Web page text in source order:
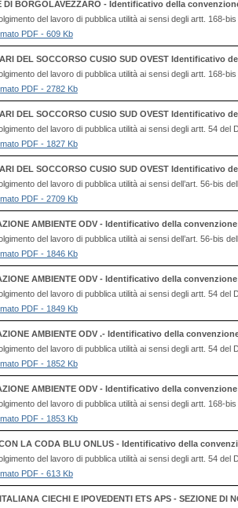
DI BORGOLAVEZZARO - Identificativo della
del lavoro di pubblica utilità ai sensi degli artt. 168-
PDF - 609 Kb
DEL SOCCORSO CUSIO SUD OVEST Identificativo
del lavoro di pubblica utilità ai sensi degli artt. 168-
PDF - 2782 Kb
DEL SOCCORSO CUSIO SUD OVEST Identificativo
del lavoro di pubblica utilità ai sensi degli artt. 54
PDF - 1827 Kb
DEL SOCCORSO CUSIO SUD OVEST Identificativo
del lavoro di pubblica utilità ai sensi dell’art. 56-bis
PDF - 2709 Kb
AMBIENTE ODV - Identificativo della
del lavoro di pubblica utilità ai sensi dell’art. 56-bis
PDF - 1846 Kb
AMBIENTE ODV - Identificativo della
del lavoro di pubblica utilità ai sensi degli artt. 54
PDF - 1849 Kb
AMBIENTE ODV .- Identificativo della
del lavoro di pubblica utilità ai sensi degli artt. 54
PDF - 1852 Kb
AMBIENTE ODV - Identificativo della
del lavoro di pubblica utilità ai sensi degli artt. 168-
PDF - 1853 Kb
LA CODA BLU ONLUS - Identificativo della
del lavoro di pubblica utilità ai sensi degli artt. 54
PDF - 613 Kb
CIECHI E IPOVEDENTI ETS APS - SEZIONE